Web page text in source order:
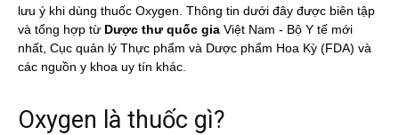
lưu ý khi dùng thuốc Oxygen. Thông tin dưới đây được biên tập
và tổng hợp từ Dược thư quốc gia Việt Nam - Bộ Y tế mới
nhất, Cục quản lý Thực phẩm và Dược phẩm Hoa Kỳ (FDA) và
các nguồn y khoa uy tín khác.
Oxygen là thuốc gì?